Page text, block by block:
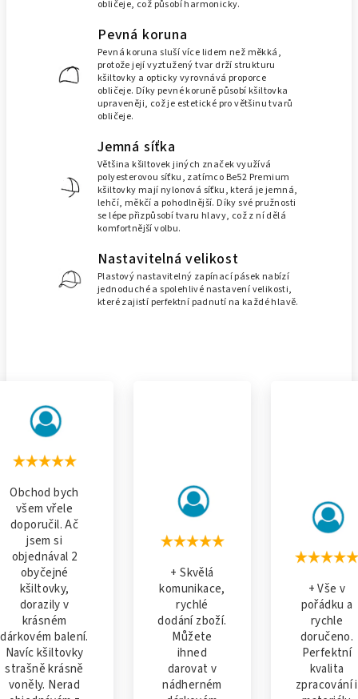
obličeje, což působí harmonicky.
Pevná koruna
Pevná koruna sluší více lidem než měkká,
protože její vyztužený tvar drží strukturu
kšiltovky a opticky vyrovnává proporce
obličeje. Díky pevné koruně působí kšiltovka
upraveněji, což je estetické pro většinu tvarů
obličeje.
Jemná síťka
Většina kšiltovek jiných značek využívá
polyesterovou síťku, zatímco Be52 Premium
kšiltovky mají nylonová síťku, která je jemná,
lehčí, měkčí a pohodlnější. Díky své pružnosti
se lépe přizpůsobí tvaru hlavy, což z ní dělá
komfortnější volbu.
Nastavitelná velikost
Plastový nastavitelný zapínací pásek nabízí
jednoduché a spolehlivé nastavení velikosti,
které zajistí perfektní padnutí na každé hlavě.
Obchod bych
všem vřele
doporučil. Ač
jsem si
objednával 2
obyčejné
kšiltovky,
dorazily v
krásném
dárkovém balení.
Navíc kšiltovky
strašně krásně
voněly. Nerad
+ Skvělá
komunikace,
rychlé
dodání zboží.
Můžete
ihned
darovat v
nádherném
+ Vše v
pořádku a
rychle
doručeno.
Perfektní
kvalita
zpracování i